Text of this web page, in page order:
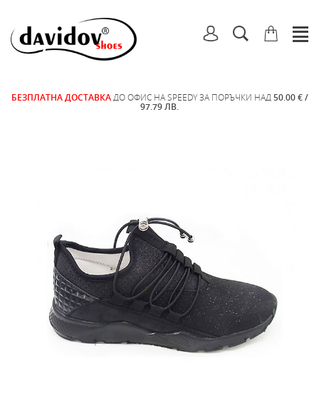
БЕЗПЛАТНА ДОСТАВКА ДО ОФИС НА SPEEDY ЗА ПОРЪЧКИ НАД 50.00 € /
97.79 ЛВ.